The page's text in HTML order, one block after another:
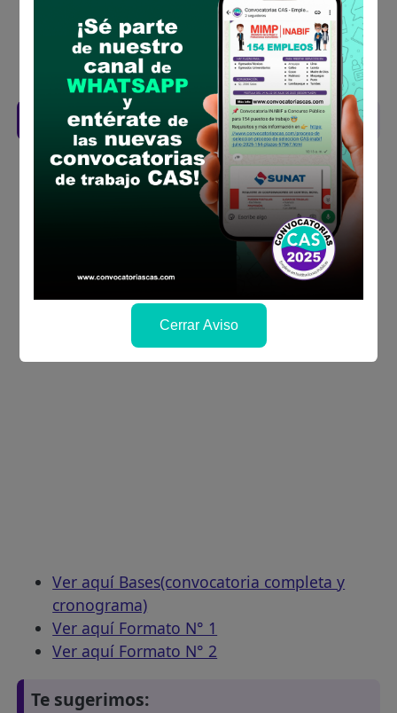
bases
Revisar el cronograma para conocer cuando
se publicará los resultados
Descarga aquí las Bases
Ver aquí Bases(convocatoria completa y
cronograma)
Ver aquí Formato N° 1
Ver aquí Formato N° 2
Te sugerimos:
Cerrar Aviso